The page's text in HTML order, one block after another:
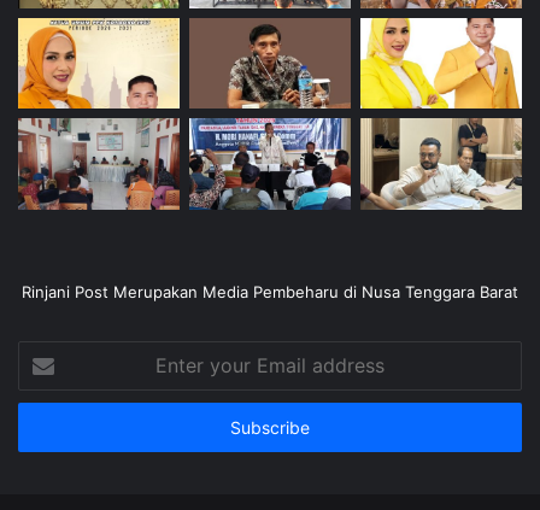
Rinjani Post Merupakan Media Pembeharu di Nusa Tenggara Barat
your
Email